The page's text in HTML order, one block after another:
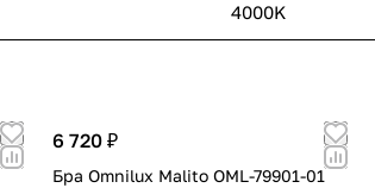
4000K
6 720 ₽
Бра Omnilux Malito OML-79901-01